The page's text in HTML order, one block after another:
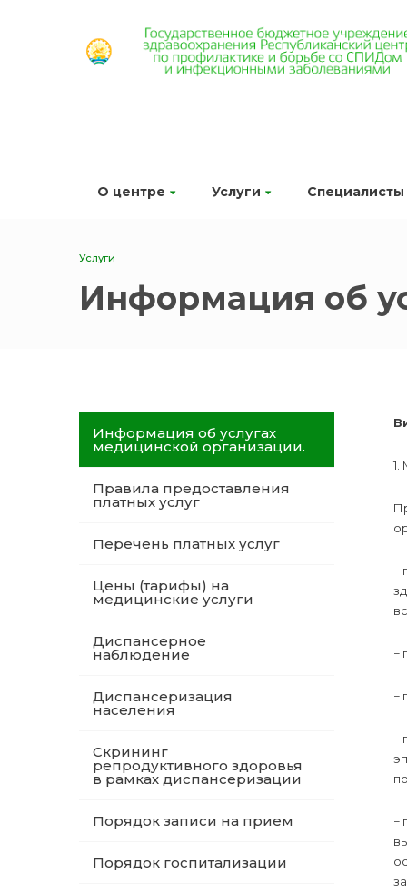
О центре Услуги Специалисты
Услуги
Информация об
Информация об услугах
медицинской организации.
Правила предоставления
платных услуг
Перечень платных услуг
Цены (тарифы) на
медицинские услуги
Диспансерное
наблюдение
Диспансеризация
населения
Скрининг
репродуктивного здоровья
в рамках диспансеризации
Порядок записи на прием
Порядок госпитализации
1.
−
−
−
−
−